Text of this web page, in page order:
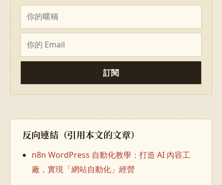
名字
Email
訂閱
反向連結（引用本文的文章）
n8n WordPress 自動化教學：打造 AI 內容工
廠，實現「網站自動化」經營